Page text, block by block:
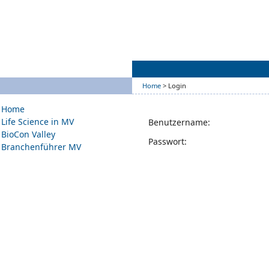
Home> Login
Home
Life Science in MV
BioCon Valley
Branchenführer MV
Benutzername:
Passwort: